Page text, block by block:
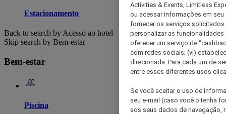
Estacionamento
Back to search by Acesso ao hotel
Skip search by Bem-estar
Bem-estar
Piscina
Activities & Events, Limitless
ou acessar informações em
fornecer os serviços solicitados
personalizar as
oferecer um serviço de
com redes sociais; (vi)
direcionada. Para cada um de
entre esses diferentes usos
Se você aceitar o uso de
seu e-mail (caso você o tenha
aos seus dados de navegação,